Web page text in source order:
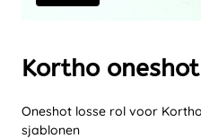
Kortho
Oneshot losse rol voor
sjablonen